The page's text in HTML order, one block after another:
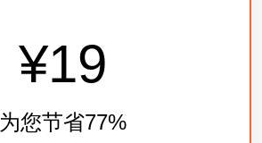
¥19
为您节省77%